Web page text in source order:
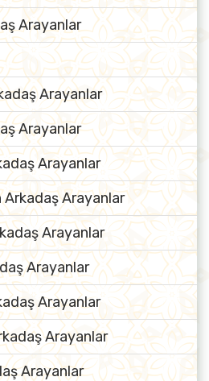
Arayanlar
Arayanlar
Arayanlar
Arayanlar
Arayanlar
Arayanlar
Arayanlar
Arayanlar
Arayanlar
Arayanlar